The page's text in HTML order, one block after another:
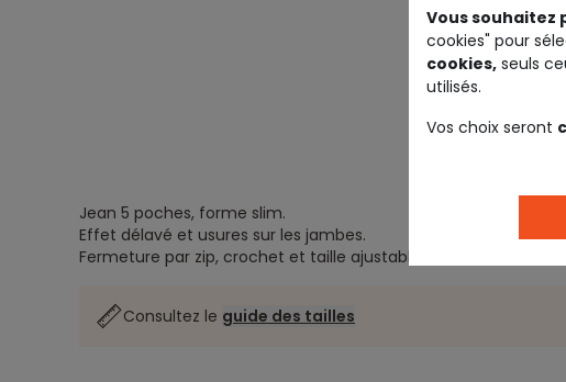
Jean 5 poches, forme slim.
Effet délavé et usures sur les jambes.
Fermeture par zip, crochet et taille ajustable.
Consultez le guide des tailles
Vous souhaitez
cookies" pour
cookies, seuls
utilisés.
Vos choix seront